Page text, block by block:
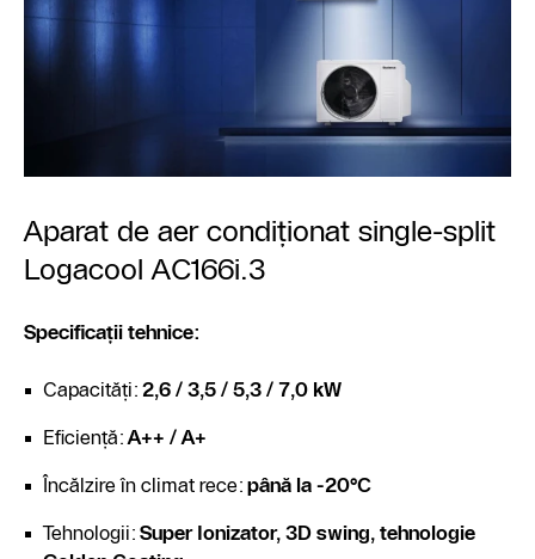
Aparat de aer condiționat single-split
Logacool AC166i.3
Specificații tehnice:
Capacități: 2,6 / 3,5 / 5,3 / 7,0 kW
Eficiență: A++ / A+
Încălzire în climat rece: până la -20°C
Tehnologii: Super Ionizator, 3D swing, tehnologie